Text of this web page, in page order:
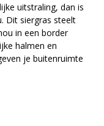
uitstraling, dan is
Dit siergras steelt
in een border
halmen en
je buitenruimte